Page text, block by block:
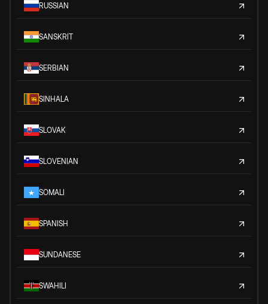
RUSSIAN
SANSKRIT
SERBIAN
SINHALA
SLOVAK
SLOVENIAN
SOMALI
SPANISH
SUNDANESE
SWAHILI